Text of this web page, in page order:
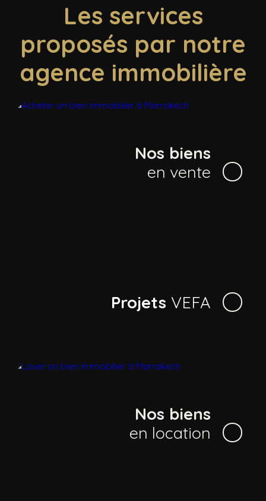
Les services
proposés par notre
agence immobilière
Nos biens
en vente
Projets VEFA
Nos biens
en location